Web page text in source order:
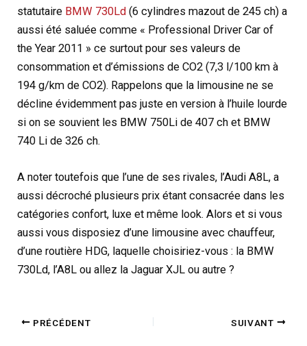
statutaire BMW 730Ld (6 cylindres mazout de 245 ch) a
aussi été saluée comme « Professional Driver Car of
the Year 2011 » ce surtout pour ses valeurs de
consommation et d’émissions de CO2 (7,3 l/100 km à
194 g/km de CO2). Rappelons que la limousine ne se
décline évidemment pas juste en version à l’huile lourde
si on se souvient les BMW 750Li de 407 ch et BMW
740 Li de 326 ch.
A noter toutefois que l’une de ses rivales, l’Audi A8L, a
aussi décroché plusieurs prix étant consacrée dans les
catégories confort, luxe et même look. Alors et si vous
aussi vous disposiez d’une limousine avec chauffeur,
d’une routière HDG, laquelle choisiriez-vous : la BMW
730Ld, l’A8L ou allez la Jaguar XJL ou autre ?
PRÉCÉDENT SUIVANT